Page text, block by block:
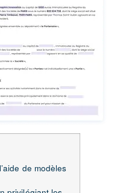
de modèles